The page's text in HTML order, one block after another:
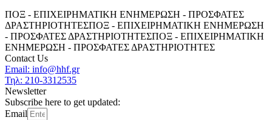
ΠΟΞ - ΕΠΙΧΕΙΡΗΜΑΤΙΚΗ ΕΝΗΜΕΡΩΣΗ - ΠΡΟΣΦΑΤΕΣ
ΔΡΑΣΤΗΡΙΟΤΗΤΕΣΠΟΞ - ΕΠΙΧΕΙΡΗΜΑΤΙΚΗ ΕΝΗΜΕΡΩΣΗ
- ΠΡΟΣΦΑΤΕΣ ΔΡΑΣΤΗΡΙΟΤΗΤΕΣΠΟΞ - ΕΠΙΧΕΙΡΗΜΑΤΙΚΗ
ΕΝΗΜΕΡΩΣΗ - ΠΡΟΣΦΑΤΕΣ ΔΡΑΣΤΗΡΙΟΤΗΤΕΣ
Contact Us
Email: info@hhf.gr
Τηλ: 210-3312535
Newsletter
Subscribe here to get updated:
Email